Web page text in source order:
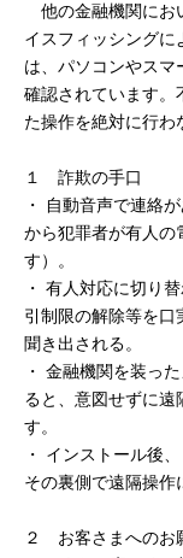
メリット
機能・サービス
セキュリティ
使い方
困った時は
他の金融機関にお
イスフィッシング
は、パソコンやスマ
確認されています。
た操作を絶対に行わ
１ 詐欺の手口
・
自動音声で連絡
から犯罪者が有人の
す）。
・ 有人対応に切り
引制限の解除等を口
聞き出される。
・ 金融機関を装っ
ると、意図せずに遠
す。
・
インストール後
その裏側で遠隔操作
２ お客さまへのお